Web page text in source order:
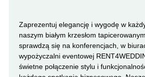
Zaprezentuj elegancję i wygodę w
naszym białym krzesłom
sprawdzą się na konferencjach, w
wypożyczalni eventowej
świetne połączenie stylu i